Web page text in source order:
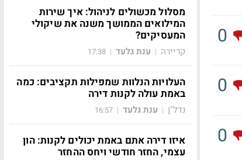
0
0
0
מסלול מכשולים לניהול: איך שירות
המילואים הממושך משנה את שיקולי
המעסיקים?
קריירה | ענת גלעד |
17:38
העלויות הנלוות שמפילות תקציבים: כמה
באמת עולה לקנות דירה
נדל"ן | ענת גלעד |
16:57
איזו דירה אתם באמת יכולים לקנות: הון
עצמי, החזר חודשי ויחס ההחזר